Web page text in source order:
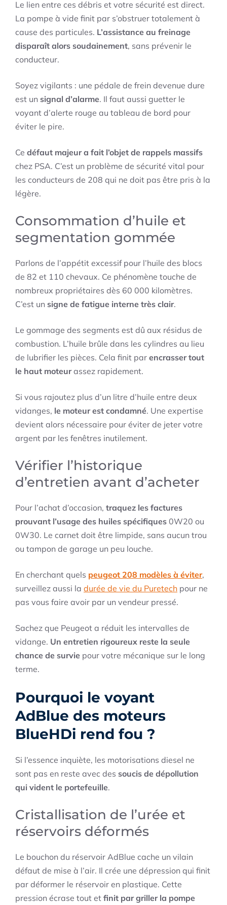
Le lien entre ces débris et votre sécurité est direct.
La pompe à vide finit par s’obstruer totalement à
cause des particules. L’assistance au freinage
disparaît alors soudainement, sans prévenir le
conducteur.
Soyez vigilants : une pédale de frein devenue dure
est un signal d’alarme. Il faut aussi guetter le
voyant d’alerte rouge au tableau de bord pour
éviter le pire.
Ce défaut majeur a fait l’objet de rappels massifs
chez PSA. C’est un problème de sécurité vital pour
les conducteurs de 208 qui ne doit pas être pris à la
légère.
Consommation d’huile et
segmentation gommée
Parlons de l’appétit excessif pour l’huile des blocs
de 82 et 110 chevaux. Ce phénomène touche de
nombreux propriétaires dès 60 000 kilomètres.
C’est un signe de fatigue interne très clair.
Le gommage des segments est dû aux résidus de
combustion. L’huile brûle dans les cylindres au lieu
de lubrifier les pièces. Cela finit par encrasser tout
le haut moteurassez rapidement.
Si vous rajoutez plus d’un litre d’huile entre deux
vidanges, le moteur est condamné. Une expertise
devient alors nécessaire pour éviter de jeter votre
argent par les fenêtres inutilement.
Vérifier l’historique
d’entretien avant d’acheter
Pour l’achat d’occasion, traquez les factures
prouvant l’usage des huiles spécifiques 0W20 ou
0W30. Le carnet doit être limpide, sans aucun trou
ou tampon de garage un peu louche.
En cherchant quels peugeot 208 modèles à éviter,
surveillez aussi la durée de vie du Puretech pour ne
pas vous faire avoir par un vendeur pressé.
Sachez que Peugeot a réduit les intervalles de
vidange. Un entretien rigoureux reste la seule
chance de survie pour votre mécanique sur le long
terme.
Pourquoi le voyant
AdBlue des moteurs
BlueHDi rend fou ?
Si l’essence inquiète, les motorisations diesel ne
sont pas en reste avec des soucis de dépollution
qui vident le portefeuille.
Cristallisation de l’urée et
réservoirs déformés
Le bouchon du réservoir AdBlue cache un vilain
défaut de mise à l’air. Il crée une dépression qui finit
par déformer le réservoir en plastique. Cette
pression écrase tout et finit par griller la pompe